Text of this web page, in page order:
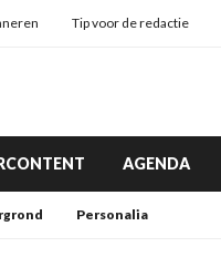
Tip voor de redactie
AGENDA
Personalia